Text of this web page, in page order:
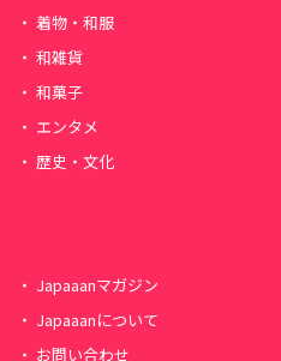
着物・和服
和雑貨
和菓子
エンタメ
歴史・文化
Japaaanマガジン
Japaaanについて
お問い合わせ